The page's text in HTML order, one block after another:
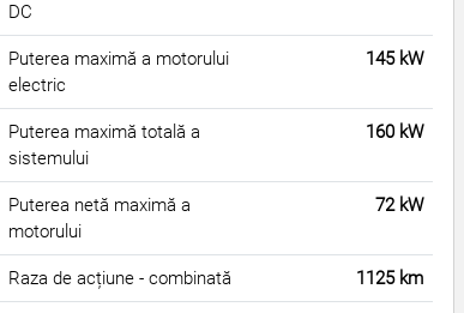
DC
Puterea maximă a motorului
electric
145 kW
Puterea maximă totală a
sistemului
160 kW
Puterea netă maximă a
motorului
72 kW
Raza de acțiune - combinată 1125 km